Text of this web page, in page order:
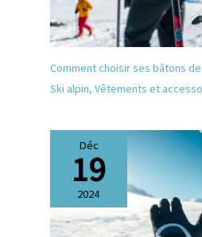
disponibles dans
au choix. Vous
offrir comme
famille ou à vos
vous soucier de la
Comment choisir ses bâtons de
Ski alpin, Vêtements et
Déc
19
2024